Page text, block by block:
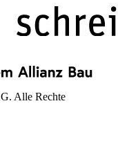
Alle Rechte